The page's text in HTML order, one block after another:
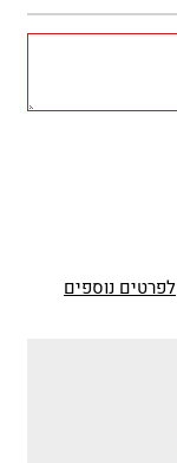
לפרטים נוספים